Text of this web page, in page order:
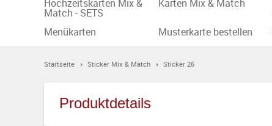
Hochzeitskarten Mix &
Match - SETS
Karten Mix & Match
Menükarten Musterkarte bestellen
Startseite Sticker Mix & Match Sticker 26
Produktdetails